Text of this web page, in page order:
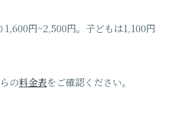
1,600円~2,500円。子どもは1,100円
の料金表をご確認ください。